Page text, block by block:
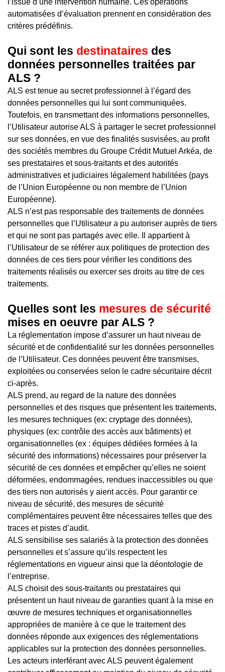
l’issue d’une intervention humaine. Ces opérations
automatisées d’évaluation prennent en considération des
critères prédéfinis.
Qui sont les destinataires des
données personnelles traitées par
ALS ?
ALS est tenue au secret professionnel à l’égard des
données personnelles qui lui sont communiquées.
Toutefois, en transmettant des informations personnelles,
l’Utilisateur autorise ALS à partager le secret professionnel
sur ses données, en vue des finalités susvisées, au profit
des sociétés membres du Groupe Crédit Mutuel Arkéa, de
ses prestataires et sous-traitants et des autorités
administratives et judiciaires légalement habilitées (pays
de l’Union Européenne ou non membre de l’Union
Européenne).
ALS n’est pas responsable des traitements de données
personnelles que l’Utilisateur a pu autoriser auprès de tiers
et qui ne sont pas partagés avec elle. Il appartient à
l’Utilisateur de se référer aux politiques de protection des
données de ces tiers pour vérifier les conditions des
traitements réalisés ou exercer ses droits au titre de ces
traitements.
Quelles sont les mesures de sécurité
mises en oeuvre par ALS ?
La réglementation impose d’assurer un haut niveau de
sécurité et de confidentialité sur les données personnelles
de l’Utilisateur. Ces données peuvent être transmises,
exploitées ou conservées selon le cadre sécuritaire décrit
ci-après.
ALS prend, au regard de la nature des données
personnelles et des risques que présentent les traitements,
les mesures techniques (ex: cryptage des données),
physiques (ex: contrôle des accès aux bâtiments) et
organisationnelles (ex : équipes dédiées formées à la
sécurité des informations) nécessaires pour préserver la
sécurité de ces données et empêcher qu’elles ne soient
déformées, endommagées, rendues inaccessibles ou que
des tiers non autorisés y aient accès. Pour garantir ce
niveau de sécurité, des mesures de sécurité
complémentaires peuvent être nécessaires telles que des
traces et pistes d’audit.
ALS sensibilise ses salariés à la protection des données
personnelles et s’assure qu’ils respectent les
réglementations en vigueur ainsi que la déontologie de
l’entreprise.
ALS choisit des sous-traitants ou prestataires qui
présentent un haut niveau de garanties quant à la mise en
œuvre de mesures techniques et organisationnelles
appropriées de manière à ce que le traitement des
données réponde aux exigences des réglementations
applicables sur la protection des données personnelles.
Les acteurs interférant avec ALS peuvent également